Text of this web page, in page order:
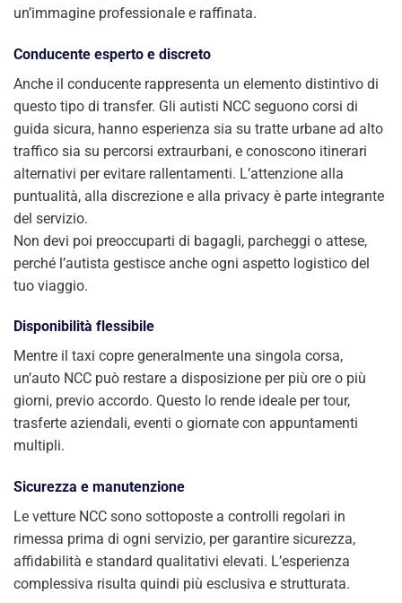
un’immagine professionale e raffinata.
Conducente esperto e discreto
Anche il conducente rappresenta un elemento distintivo di
questo tipo di transfer. Gli autisti NCC seguono corsi di
guida sicura, hanno esperienza sia su tratte urbane ad alto
traffico sia su percorsi extraurbani, e conoscono itinerari
alternativi per evitare rallentamenti. L’attenzione alla
puntualità, alla discrezione e alla privacy è parte integrante
del servizio.
Non devi poi preoccuparti di bagagli, parcheggi o attese,
perché l’autista gestisce anche ogni aspetto logistico del
tuo viaggio.
Disponibilità flessibile
Mentre il taxi copre generalmente una singola corsa,
un’auto NCC può restare a disposizione per più ore o più
giorni, previo accordo. Questo lo rende ideale per tour,
trasferte aziendali, eventi o giornate con appuntamenti
multipli.
Sicurezza e manutenzione
Le vetture NCC sono sottoposte a controlli regolari in
rimessa prima di ogni servizio, per garantire sicurezza,
affidabilità e standard qualitativi elevati. L’esperienza
complessiva risulta quindi più esclusiva e strutturata.